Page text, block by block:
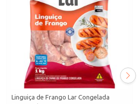
Linguiça de Frango Lar Congelada